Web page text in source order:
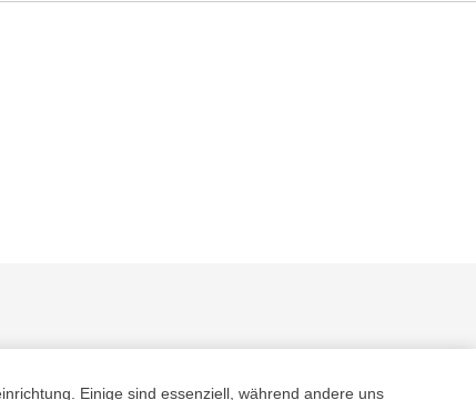
Einige sind essenziell, während andere uns